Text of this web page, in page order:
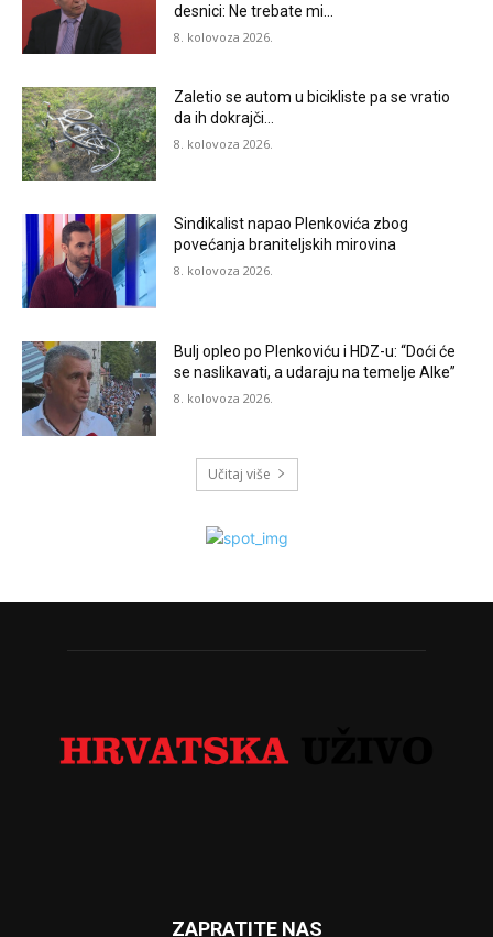
desnici: Ne trebate mi…
8. kolovoza 2026.
Zaletio se autom u bicikliste pa se vratio
da ih dokrajči…
8. kolovoza 2026.
Sindikalist napao Plenkovića zbog
povećanja braniteljskih mirovina
8. kolovoza 2026.
Bulj opleo po Plenkoviću i HDZ-u: “Doći će
se naslikavati, a udaraju na temelje Alke”
8. kolovoza 2026.
Učitaj više
ZAPRATITE NAS